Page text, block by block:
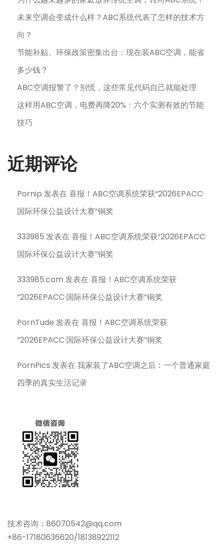
未来空调会变成什么样？ABC系统代表了怎样的技术方
向？
节能补贴、环保政策密集出台：现在装ABC空调，能省
多少钱？
ABC空调报警了？别慌，这些常见代码自己就能处理
这样用ABC空调，电费再降20%：六个实测有效的节能
技巧
近期评论
Pornip 发表在喜报！ABC空调系统荣获“2026EPACC·
国际环保公益设计大赛”铜奖
333985 发表在喜报！ABC空调系统荣获“2026EPACC·
国际环保公益设计大赛”铜奖
333985.com 发表在喜报！ABC空调系统荣获
“2026EPACC·国际环保公益设计大赛”铜奖
PornTude 发表在喜报！ABC空调系统荣获
“2026EPACC·国际环保公益设计大赛”铜奖
PornPics 发表在我家装了ABC空调之后：一个普通家庭
四季的真实生活记录
技术咨询：86070542@qq.com
+86-17180636620/18138922112